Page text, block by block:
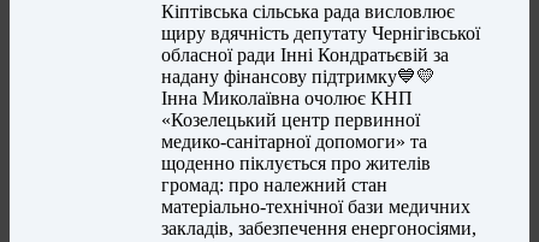
Кіптівська сільська рада висловлює
щиру вдячність депутату Чернігівської
обласної ради Інні Кондратьєвій за
надану фінансову підтримку💙💛
Інна Миколаївна очолює КНП
«Козелецький центр первинної
медико-санітарної допомоги» та
щоденно піклується про жителів
громад: про належний стан
матеріально-технічної бази медичних
закладів, забезпечення енергоносіями,